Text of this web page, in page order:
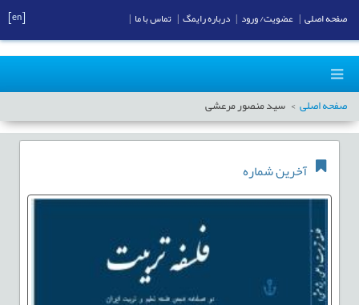
صفحه اصلی سید منصور مرعشی
آخرین شماره
صفحه اصلی عضویت/ ورود درباره رایمگ تماس با ما